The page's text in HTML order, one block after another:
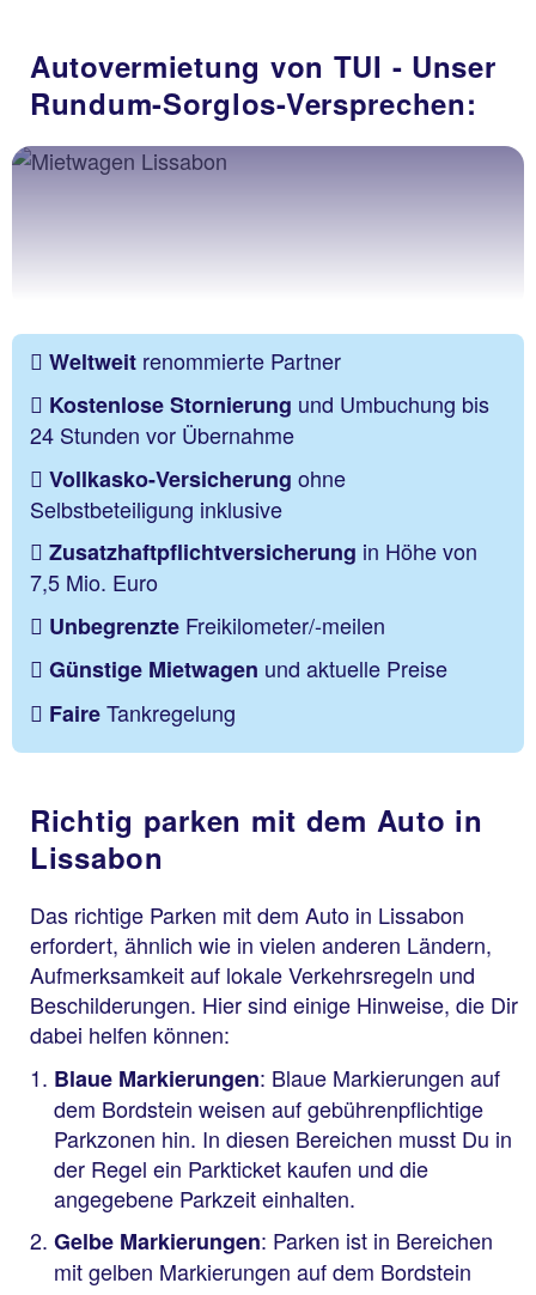
Autovermietung von TUI - Unser
Rundum-Sorglos-Versprechen:
Weltweit renommierte Partner
Kostenlose Stornierung und Umbuchung bis
24 Stunden vor Übernahme
Vollkasko-Versicherung ohne
Selbstbeteiligung inklusive
Zusatzhaftpflichtversicherung in Höhe von
7,5 Mio. Euro
Unbegrenzte Freikilometer/-meilen
Günstige Mietwagen und aktuelle Preise
FaireTankregelung
Richtig parken mit dem Auto in
Lissabon
Das richtige Parken mit dem Auto in Lissabon
erfordert, ähnlich wie in vielen anderen Ländern,
Aufmerksamkeit auf lokale Verkehrsregeln und
Beschilderungen. Hier sind einige Hinweise, die Dir
dabei helfen können:
Blaue Markierungen: Blaue Markierungen auf
dem Bordstein weisen auf gebührenpflichtige
Parkzonen hin. In diesen Bereichen musst Du in
der Regel ein Parkticket kaufen und die
angegebene Parkzeit einhalten.
Gelbe Markierungen: Parken ist in Bereichen
mit gelben Markierungen auf dem Bordstein